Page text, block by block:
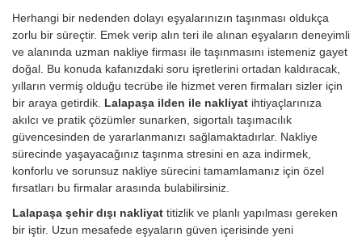
Herhangi bir nedenden dolayı eşyalarınızın taşınması oldukça
zorlu bir süreçtir. Emek verip alın teri ile alınan eşyaların deneyimli
ve alanında uzman nakliye firması ile taşınmasını istemeniz gayet
doğal. Bu konuda kafanızdaki soru işretlerini ortadan kaldıracak,
yılların vermiş olduğu tecrübe ile hizmet veren firmaları sizler için
bir araya getirdik. Lalapaşa ilden ile nakliyat ihtiyaçlarınıza
akılcı ve pratik çözümler sunarken, sigortalı taşımacılık
güvencesinden de yararlanmanızı sağlamaktadırlar. Nakliye
sürecinde yaşayacağınız taşınma stresini en aza indirmek,
konforlu ve sorunsuz nakliye sürecini tamamlamanız için özel
fırsatları bu firmalar arasında bulabilirsiniz.
Lalapaşa şehir dışı nakliyat titizlik ve planlı yapılması gereken
bir iştir. Uzun mesafede eşyaların güven içerisinde yeni